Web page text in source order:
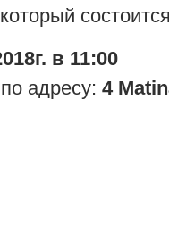
в 11:00
адресу: 4